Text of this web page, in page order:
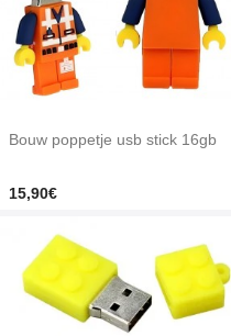
Bouw poppetje usb stick 16gb
15,90€